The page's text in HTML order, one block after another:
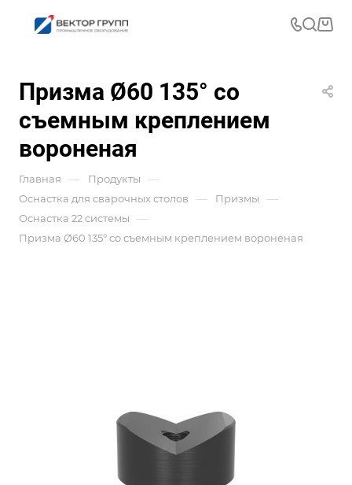
Призма Ø60 135° со
съемным креплением
вороненая
Главная — Продукты —
Оснастка для сварочных столов — Призмы —
Оснастка 22 системы —
Призма Ø60 135° со съемным креплением вороненая